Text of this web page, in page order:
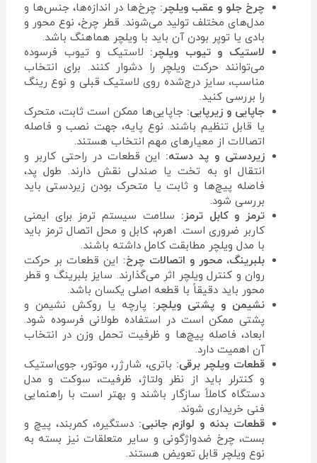
چرخ جلو و عقب ویلچر: چرخ‌ها در اندازه‌ها، جنس‌ها و
مدل‌های مختلف تولید می‌شوند. قطر چرخ، نوع محور و
بادی یا توپر بودن آن باید با ویلچر هماهنگ باشد.
لاستیک و تیوب ویلچر: لاستیک و تیوب فرسوده
می‌توانند حرکت ویلچر را دشوار کنند. برای انتخاب
مناسب، سایز درج‌شده روی لاستیک قبلی و نوع رینگ
را بررسی کنید.
جاپایی و زیرپایی: جاپایی‌ها ممکن است ثابت، متحرک
یا قابل تنظیم باشند. نوع پایه، جهت نصب و فاصله
اتصالات از معیارهای مهم انتخاب هستند.
زیردستی و پد دسته: این قطعات در راحتی کاربر و
انتقال او به تخت یا صندلی نقش دارند. طول پد،
فاصله پیچ‌ها و ثابت یا متحرک بودن زیردستی باید
بررسی شود.
ترمز و کابل ترمز: سلامت سیستم ترمز برای ایمنی
کاربر ضروری است. اهرم، کابل و محل اتصال ترمز باید
با مدل ویلچر مطابقت کامل داشته باشند.
بلبرینگ، محور و اتصالات چرخ: این قطعات بر حرکت
روان و کنترل ویلچر اثر می‌گذارند. سایز بلبرینگ و قطر
محور باید دقیقاً با قطعه اصلی یکسان باشد.
نشیمن و پشتی ویلچر: پارچه یا روکش نشیمن و
پشتی ممکن است در استفاده طولانی فرسوده شود.
ابعاد، فاصله پیچ‌ها و ظرفیت تحمل وزن در انتخاب
آن اهمیت دارد.
قطعات ویلچر برقی: باتری، شارژر، موتور، جوی‌استیک
و کنترلر باید از نظر ولتاژ، ظرفیت، سوکت و مدل
دستگاه کاملاً سازگار باشند و بهتر است با راهنمایی
فنی خریداری شوند.
قطعات بدنه و لوازم جانبی: دستگیره، کمربند، پیچ و
بست، چرخ ضدواژگونی و سایر متعلقات نیز بسته به
نوع ویلچر قابل تعویض هستند.